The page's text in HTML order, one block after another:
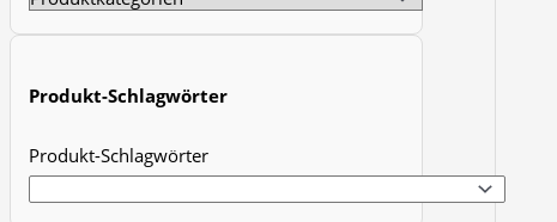
a
Produkt-Schlagwörter
Produkt-Schlagwörter